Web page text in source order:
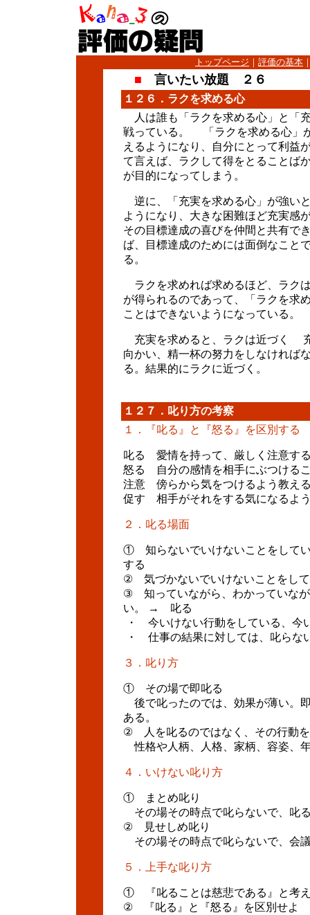
トップページ ｜ 評価の基本
■ 言いたい放題 ２６
１２６．ラクを求める心
人は誰も「ラクを求める心」と「
戦っている。 「ラクを求める心」
えるようになり、自分にとって利益
て言えば、ラクして得をとることば
が目的になってしまう。
逆に、「充実を求める心」が強い
ようになり、大きな困難ほど充実感
その目標達成の喜びを仲間と共有で
ば、目標達成のためには面倒なこと
る。
ラクを求めれば求めるほど、ラク
が得られるのであって、「ラクを求
ことはできないようになっている。
充実を求めると、ラクは近づく
向かい、精一杯の努力をしなければ
る。結果的にラクに近づく。
１２７．叱り方の考察
１．『叱る』と『怒る』を区別する
叱る 愛情を持って、厳しく注意す
怒る 自分の感情を相手にぶつける
注意 傍らから気をつけるよう教え
促す 相手がそれをする気になるよ
２．叱る場面
① 知らないでいけないことをして
する
② 気づかないでいけないことをし
③ 知っていながら、わかっていなが
い。 → 叱る
・ 今いけない行動をしている、今
・ 仕事の結果に対しては、叱らな
３．叱り方
① その場で即叱る
後で叱ったのでは、効果が薄い。
ある。
② 人を叱るのではなく、その行
性格や人柄、人格、家柄、容姿、
４．いけない叱り方
① まとめ叱り
その場その時点で叱らないで、叱
② 見せしめ叱り
その場その時点で叱らないで、会
５．上手な叱り方
① 『叱ることは慈悲である』と考
② 『叱る』と『怒る』を区別せよ